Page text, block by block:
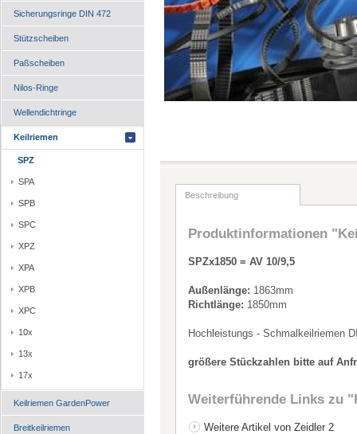
Sicherungsringe DIN 472
Stützscheiben
Paßscheiben
Nilos-Ringe
Wellendichtringe
Keilriemen
SPZ
SPA
SPB
SPC
XPZ
XPA
XPB
XPC
10x
13x
17x
Keilriemen GardenPower
Breitkeilriemen
Beschreibung
Produktinformationen
SPZx1850 = AV 10/9,5
Außenlänge: 1863mm
Richtlänge: 1850mm
Hochleistungs - Schmalkeilriemen
größere Stückzahlen bitte auf
Weiterführende Links zu
Weitere Artikel von Zeidler 2